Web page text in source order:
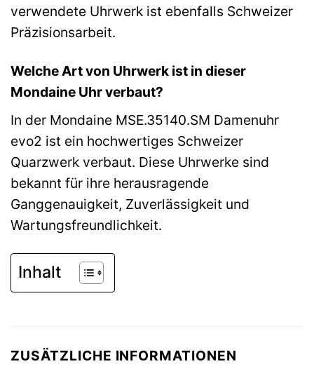
verwendete Uhrwerk ist ebenfalls Schweizer
Präzisionsarbeit.
Welche Art von Uhrwerk ist in dieser
Mondaine Uhr verbaut?
In der Mondaine MSE.35140.SM Damenuhr
evo2 ist ein hochwertiges Schweizer
Quarzwerk verbaut. Diese Uhrwerke sind
bekannt für ihre herausragende
Ganggenauigkeit, Zuverlässigkeit und
Wartungsfreundlichkeit.
Inhalt
ZUSÄTZLICHE INFORMATIONEN